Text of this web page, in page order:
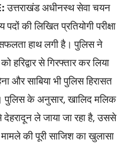
उत्तराखंड अधीनस्थ सेवा चयन
की लिखित प्रतियोगी परीक्षा
हाथ लगी है। पुलिस ने
से गिरफ्तार कर लिया
और साबिया भी पुलिस हिरासत
पुलिस के अनुसार, खालिद मलिक
ले जाया जा रहा है, उससे
की पूरी साजिश का खुलासा